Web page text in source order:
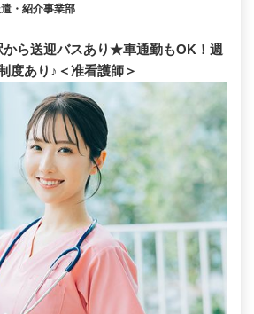
・紹介事業部
から送迎バスあり★車通勤もOK！週
度あり♪＜准看護師＞